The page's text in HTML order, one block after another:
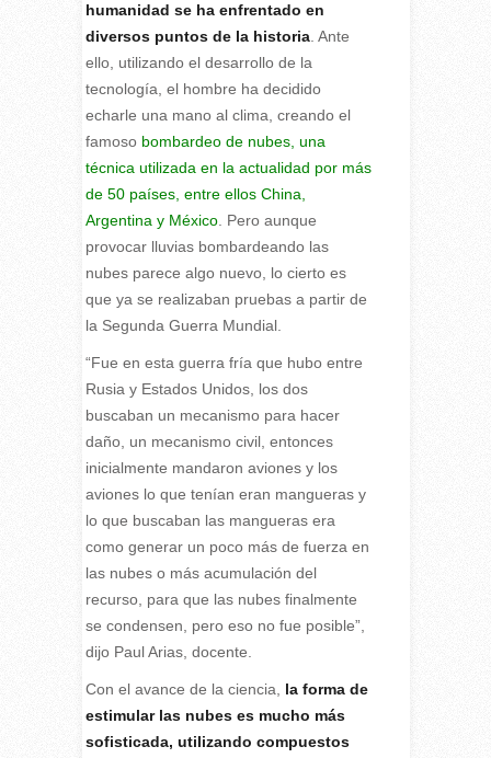
humanidad se ha enfrentado en
diversos puntos de la historia. Ante
ello, utilizando el desarrollo de la
tecnología, el hombre ha decidido
echarle una mano al clima, creando el
famoso bombardeo de nubes, una
técnica utilizada en la actualidad por más
de 50 países, entre ellos China,
Argentina y México. Pero aunque
provocar lluvias bombardeando las
nubes parece algo nuevo, lo cierto es
que ya se realizaban pruebas a partir de
la Segunda Guerra Mundial.
“Fue en esta guerra fría que hubo entre
Rusia y Estados Unidos, los dos
buscaban un mecanismo para hacer
daño, un mecanismo civil, entonces
inicialmente mandaron aviones y los
aviones lo que tenían eran mangueras y
lo que buscaban las mangueras era
como generar un poco más de fuerza en
las nubes o más acumulación del
recurso, para que las nubes finalmente
se condensen, pero eso no fue posible”,
dijo Paul Arias, docente.
Con el avance de la ciencia, la forma de
estimular las nubes es mucho más
sofisticada, utilizando compuestos